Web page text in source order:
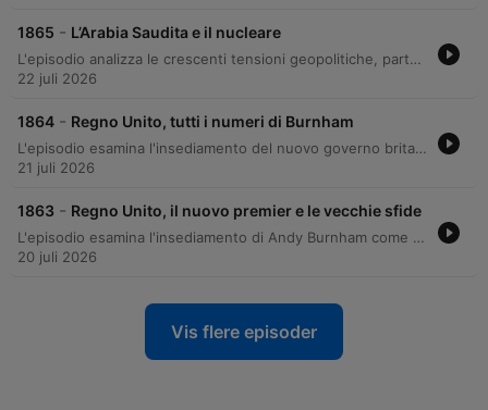
1865 - L’Arabia Saudita e il nucleare
L'episodio analizza le crescenti tensioni geopolitiche, partendo dall'accordo nucleare tra Stati Uniti e Arabia Saudita e dalle sue implicazioni per gli equilibri in Medio Oriente e la sicurezza dei trasporti marittimi globali. Viene esaminato il rischio di blocco degli stretti chiave come Ormuz e Bab al-Mandeb e le conseguenze economiche sulla logistica mondiale. Inoltre, l'attenzione si sposta sul conflitto in Ucraina, approfondendo i recenti rimpasti di governo, la strategia ucraina di colpire i centri logistici russi tramite droni e le nuove dinamiche di comando. Il dibattito si estende infine all'escalation tra Iran e Ucraina, evidenziando l'evoluzione verso una 'diplomazia 5.0' basata su tecnologie asimmetriche.
22 juli 2026
1864 - Regno Unito, tutti i numeri di Burnham
L'episodio esamina l'insediamento del nuovo governo britannico guidato da Andy Burnham, analizzando le sue prime misure economiche e sociali, con un focus sulla crisi abitativa e il supporto al costo della vita. Vengono approfondite le tensioni geopolitiche in Medio Oriente, tra le minacce iraniane in Libano e i rischi per le rotte commerciali nel Mar Rosso. Inoltre, l'analisi si estende all'Ungheria, esaminando il cambio di paradigma politico post-Orbán e il tentativo di riavvicinamento a Bruxelles per sbloccare i fondi europei. Il dibattito tocca infine le implicazioni strategiche nei Balcani e le opportunità economiche legate alla futura ricostruzione dell'Ucraina.
21 juli 2026
1863 - Regno Unito, il nuovo premier e le vecchie sfide
L'episodio esamina l'insediamento di Andy Burnham come nuovo Primo Ministro del Regno Unito, analizzando le sfide interne legate alla stabilità politica britannica e le strategie tra continuità e innovazione. Attraverso il contributo della professoressa Arianna Giovannini, si approfondisce la crisi di rappresentanza nel Paese. La discussione prosegue con un'analisi delle dinamiche geopolitiche in Medio Oriente, focalizzandosi sulla nascita dell'alleanza 'STEP' come risposta al disimpegno statunitense e alle tensioni nucleari in Asia Pacifico. Infine, vengono esaminate l'escalation del conflitto tra Russia e Ucraina e le recenti tensioni diplomatiche tra Italia e Russia.
20 juli 2026
Vis flere episoder